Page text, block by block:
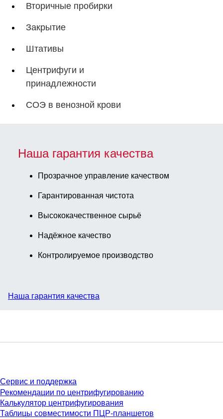
Вторичные пробирки
Закрытие
Штативы
Центрифуги и
принадлежности
СОЭ в венозной крови
Наша гарантия качества
Прозрачное управление качеством
Гарантированная чистота
Высококачественное сырьё
Надёжное качество
Контролируемое производство
Наша гарантия качества
Сервис и поддержка
Рекомендации по центрифугированию
Калькулятор центрифугирования
Таблицы совместимости ПЦР-планшетов